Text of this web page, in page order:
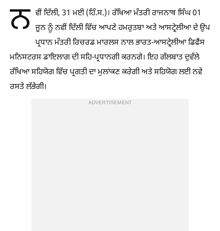
ਨ ਵੀਂ ਦਿੱਲੀ, 31 ਮਈ (ਹਿੰ.ਸ.)। ਰੱਖਿਆ ਮੰਤਰੀ ਰਾਜਨਾਥ ਸਿੰਘ 01
ਜੂਨ ਨੂੰ ਨਵੀਂ ਦਿੱਲੀ ਵਿੱਚ ਆਪਣੇ ਹਮਰੁਤਬਾ ਅਤੇ ਆਸਟ੍ਰੇਲੀਆ ਦੇ ਉਪ
ਪ੍ਰਧਾਨ ਮੰਤਰੀ ਰਿਚਰਡ ਮਾਰਲਸ ਨਾਲ ਭਾਰਤ-ਆਸਟ੍ਰੇਲੀਆ ਡਿਫੈਂਸ
ਮਨਿਸਟਰਸ ਡਾਇਲਾਗ ਦੀ ਸਹਿ-ਪ੍ਰਧਾਨਗੀ ਕਰਨਗੇ। ਇਹ ਗੱਲਬਾਤ ਦੁਵੱਲੇ
ਰੱਖਿਆ ਸਹਿਯੋਗ ਵਿੱਚ ਪ੍ਰਗਤੀ ਦਾ ਮੁਲਾਂਕਣ ਕਰੇਗੀ ਅਤੇ ਸਹਿਯੋਗ ਲਈ ਨਵੇਂ
ਰਸਤੇ ਲੱਭੇਗੀ।
ADVERTISEMENT